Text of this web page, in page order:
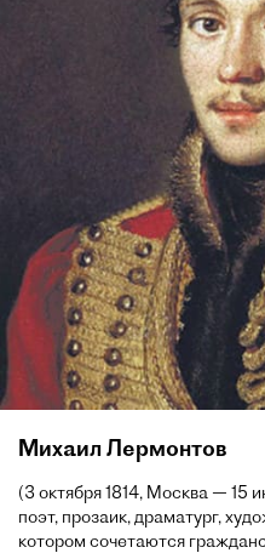
Михаил Лермонтов
(3 октября 1814, Москва — 15
поэт, прозаик, драматург,
котором сочетаются